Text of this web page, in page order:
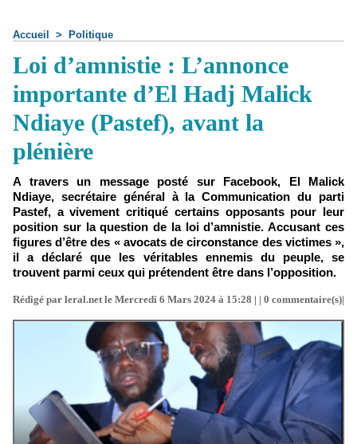
Accueil > Politique
Loi d’amnistie : L’annonce
importante d’El Hadj Malick
Ndiaye (Pastef), avant la
plénière
A travers un message posté sur Facebook, El Malick
Ndiaye, secrétaire général à la Communication du parti
Pastef, a vivement critiqué certains opposants pour leur
position sur la question de la loi d’amnistie. Accusant ces
figures d’être des « avocats de circonstance des victimes »,
il a déclaré que les véritables ennemis du peuple, se
trouvent parmi ceux qui prétendent être dans l’opposition.
Rédigé par leral.net le Mercredi 6 Mars 2024 à 15:28 | | 0 commentaire(s)|